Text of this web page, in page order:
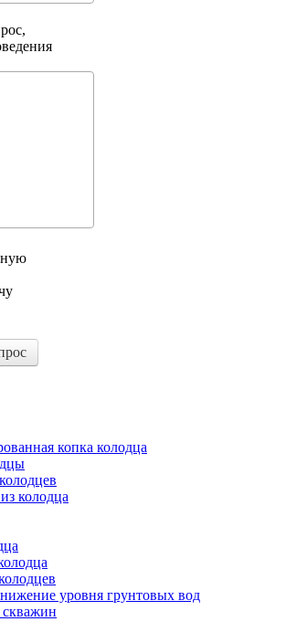
копка колодца
колодца
уровня грунтовых вод